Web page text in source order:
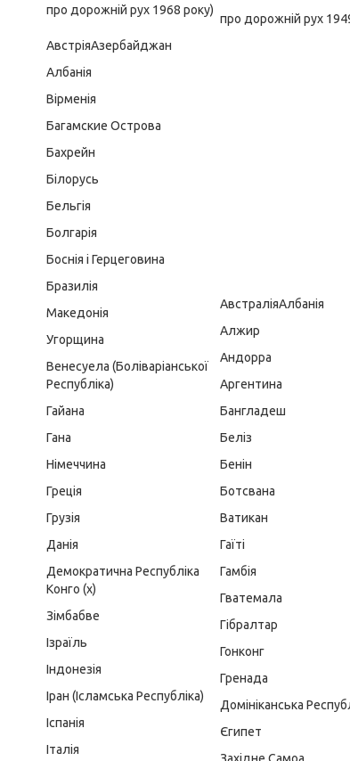
про дорожній рух 1968 року)
про дорожній рух
АвстріяАзербайджан
Албанія
Вірменія
Багамские Острова
Бахрейн
Білорусь
Бельгія
Болгарія
Боснія і Герцеговина
Бразилія
Македонія
Угорщина
Венесуела (Боліваріанської
Республіка)
Гайана
Гана
Німеччина
Греція
Грузія
Данія
Демократична Республіка
Конго (x)
Зімбабве
Ізраїль
Індонезія
Іран (Ісламська Республіка)
Іспанія
Італія
АвстраліяАлбанія
Алжир
Андорра
Аргентина
Бангладеш
Беліз
Бенін
Ботсвана
Ватикан
Гаїті
Гамбія
Гватемала
Гібралтар
Гонконг
Гренада
Домініканська
Єгипет